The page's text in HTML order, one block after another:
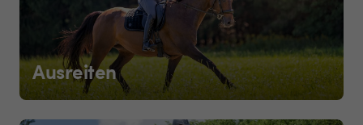
Ausreiten